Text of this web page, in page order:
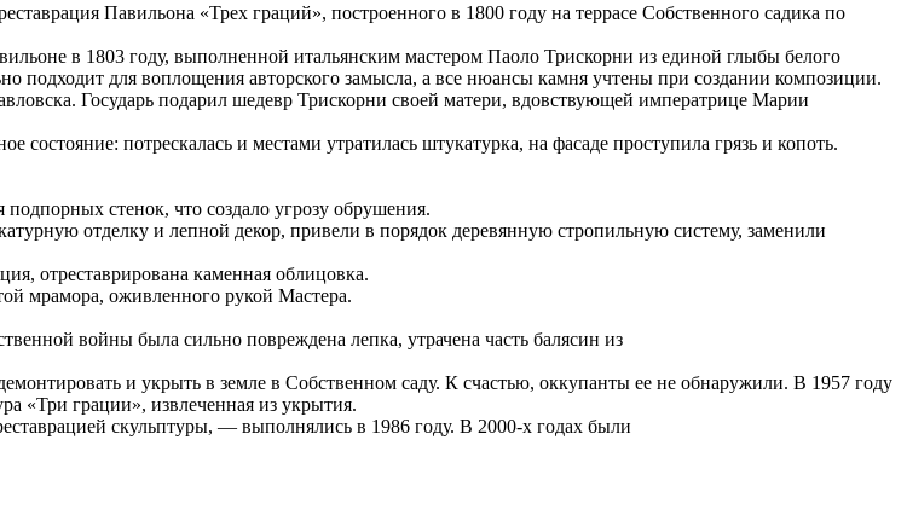
Павильона «Трех граций», построенного в 1800 году на террасе Собственного садика по
в 1803 году, выполненной итальянским мастером Паоло Трискорни из единой глыбы белого
подходит для воплощения авторского замысла, а все нюансы камня учтены при создании композиции.
Государь подарил шедевр Трискорни своей матери, вдовствующей императрице Марии
потрескалась и местами утратилась штукатурка, на фасаде проступила грязь и копоть.
стенок, что создало угрозу обрушения.
отделку и лепной декор, привели в порядок деревянную стропильную систему, заменили
отреставрирована каменная облицовка.
мрамора, оживленного рукой Мастера.
войны была сильно повреждена лепка, утрачена часть балясин из
и укрыть в земле в Собственном саду. К счастью, оккупанты ее не обнаружили. В 1957 году
«Три грации», извлеченная из укрытия.
скульптуры, — выполнялись в 1986 году. В 2000-х годах были